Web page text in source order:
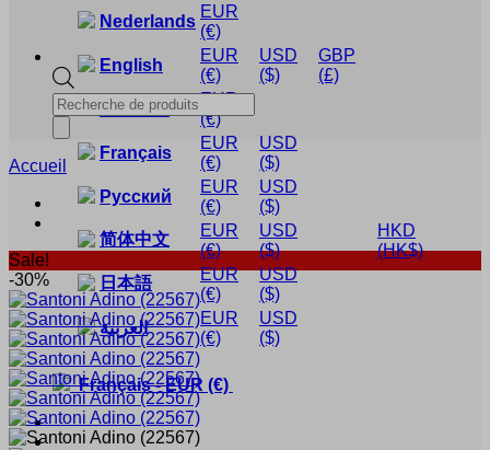
Nederlands
EUR
(€)
English
EUR
(€)
USD
($)
GBP
(£)
Deutsch
EUR
(€)
Français
EUR
(€)
USD
($)
Русский
EUR
(€)
USD
($)
简体中文
EUR
(€)
USD
($)
HKD
(HK$)
日本語
EUR
(€)
USD
($)
العربية
EUR
(€)
USD
($)
Français-EUR (€)
Recherche
de
produits
Accueil
Sale!
-30%